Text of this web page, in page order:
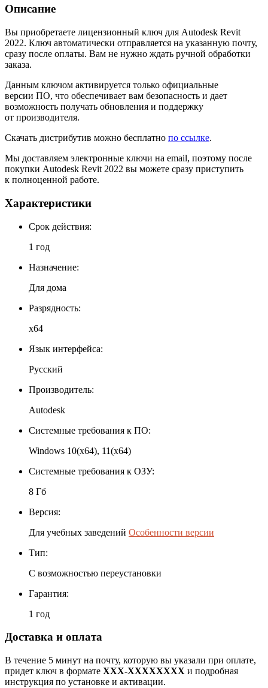
Описание
Вы приобретаете лицензионный ключ для Autodesk Revit
2022. Ключ автоматически отправляется на указанную почту,
сразу после оплаты. Вам не нужно ждать ручной обработки
заказа.
Данным ключом активируется только официальные
версии ПО, что обеспечивает вам безопасность и дает
возможность получать обновления и поддержку
от производителя.
Скачать дистрибутив можно бесплатно по ссылке.
Мы доставляем электронные ключи на email, поэтому после
покупки Autodesk Revit 2022 вы можете сразу приступить
к полноценной работе.
Характеристики
Cрок действия:
1 год
Назначение:
Для дома
Разрядность:
x64
Язык интерфейса:
Русский
Производитель:
Autodesk
Системные требования к ПО:
Windows 10(x64), 11(x64)
Системные требования к ОЗУ:
8 Гб
Версия:
Для учебных заведений Особенности версии
Тип:
С возможностью переустановки
Гарантия:
1 год
Доставка и оплата
В течение 5 минут на почту, которую вы указали при оплате,
придет ключ в формате XXX-XXXXXXXX и подробная
инструкция по установке и активации.